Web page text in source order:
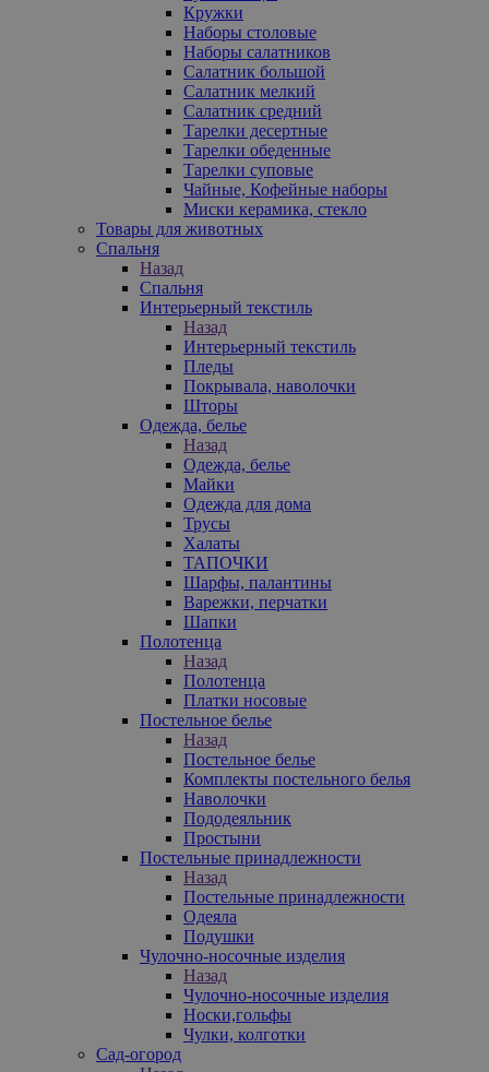
Кружки
Наборы столовые
Наборы салатников
Салатник большой
Салатник мелкий
Салатник средний
Тарелки десертные
Тарелки обеденные
Тарелки суповые
Чайные, Кофейные наборы
Миски керамика, стекло
Товары для животных
Спальня
Назад
Спальня
Интерьерный текстиль
Назад
Интерьерный текстиль
Пледы
Покрывала, наволочки
Шторы
Одежда, белье
Назад
Одежда, белье
Майки
Одежда для дома
Трусы
Халаты
ТАПОЧКИ
Шарфы, палантины
Варежки, перчатки
Шапки
Полотенца
Назад
Полотенца
Платки носовые
Постельное белье
Назад
Постельное белье
Комплекты постельного белья
Наволочки
Пододеяльник
Простыни
Постельные принадлежности
Назад
Постельные принадлежности
Одеяла
Подушки
Чулочно-носочные изделия
Назад
Чулочно-носочные изделия
Носки,гольфы
Чулки, колготки
Сад-огород